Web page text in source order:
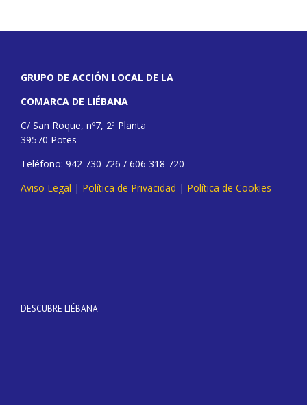
GRUPO DE ACCIÓN LOCAL DE LA
COMARCA DE LIÉBANA
C/ San Roque, nº7, 2ª Planta
39570 Potes
Teléfono: 942 730 726 / 606 318 720
Aviso Legal | Política de Privacidad | Política de Cookies
DESCUBRE LIÉBANA